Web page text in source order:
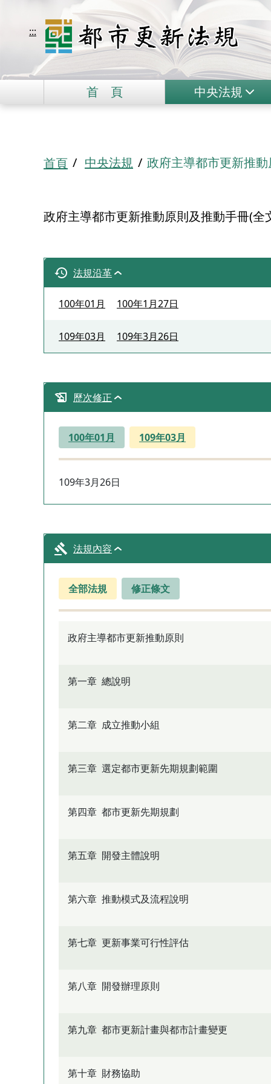
:::
都市更新法規
首 頁 中央法規
首頁 中央法規 政府主導都市更新推
政府主導都市更新推動原則及推動手冊(全
法規沿革
100年01月 100年1月27日
109年03月 109年3月26日
歷次修正
100年01月 109年03月
109年3月26日
法規內容
全部法規 修正條文
政府主導都市更新推動原則
第一章 總說明
第二章 成立推動小組
第三章 選定都市更新先期規劃範圍
第四章 都市更新先期規劃
第五章 開發主體說明
第六章 推動模式及流程說明
第七章 更新事業可行性評估
第八章 開發辦理原則
第九章 都市更新計畫與都市計畫變更
第十章 財務協助